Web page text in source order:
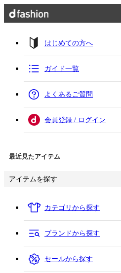
はじめての方へ
ガイド一覧
よくあるご質問
会員登録 / ログイン
最近見たアイテム
アイテムを探す
カテゴリから探す
ブランドから探す
セールから探す